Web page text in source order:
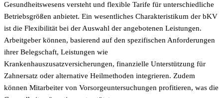
Gesundheitswesens versteht und flexible Tarife für unterschiedliche
Betriebsgrößen anbietet. Ein wesentliches Charakteristikum der bKV
ist die Flexibilität bei der Auswahl der angebotenen Leistungen.
Arbeitgeber können, basierend auf den spezifischen Anforderungen
ihrer Belegschaft, Leistungen wie
Krankenhauszusatzversicherungen, finanzielle Unterstützung für
Zahnersatz oder alternative Heilmethoden integrieren. Zudem
können Mitarbeiter von Vorsorgeuntersuchungen profitieren, was die